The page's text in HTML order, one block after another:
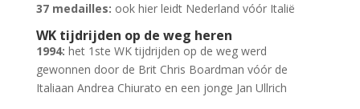
37 medailles: ook hier leidt Nederland vóór Italië
WK tijdrijden op de weg heren
1994: het 1ste WK tijdrijden op de weg werd
gewonnen door de Brit Chris Boardman vóór de
Italiaan Andrea Chiurato en een jonge Jan Ullrich